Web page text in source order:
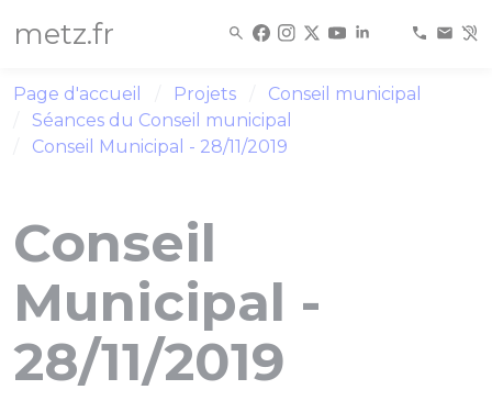
metz.fr
Page d'accueil Projets
Conseil municipal
Séances du Conseil municipal
Conseil Municipal - 28/11/2019
Conseil
Municipal -
28/11/2019